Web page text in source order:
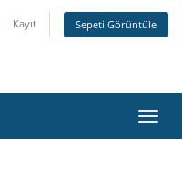
Kayıt Sepeti Görüntüle